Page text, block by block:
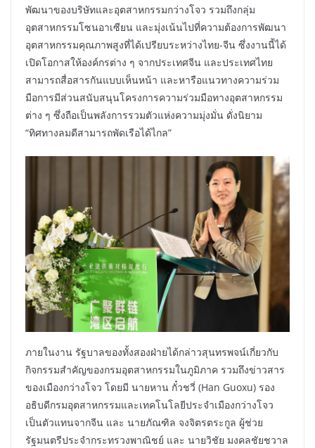
พัฒนาของบริษัทและอุตสาหกรรมกว่างโจว รวมถึงกลุ่ม
อุตสาหกรรมโซนอาเซียน และมุ่งเน้นไปที่ความต้องการพัฒนา
อุตสาหกรรมคุณภาพสูงที่ได้เปรียบระหว่างไทย-จีน ซึ่งงานนี้ได้
เปิดโอกาสให้องค์กรต่าง ๆ จากประเทศจีน และประเทศไทย
สามารถสื่อสารกันแบบเห็นหน้า และหารือแนวทางความร่วม
มือการมีส่วนสนับสนุนโครงการความร่วมมือทางอุตสาหกรรม
ต่าง ๆ ซึ่งถือเป็นพลังการรวมตัวแห่งความมุ่งมั่น ดั่งนิยาม
“ทิศทางลมดีสามารถพัดเรือได้ไกล”
ภายในงาน รัฐบาลของทั้งสองฝ่ายได้กล่าวสุนทรพจน์เกี่ยวกับ
กิจกรรมสำคัญของกรมอุตสาหกรรมในภูมิภาค รวมถึงข่าวสาร
ของเมืองกว่างโจว โดยมี นายหาน กั๋วชวี่ (Han Guoxu) รอง
อธิบดีกรมอุตสาหกรรมและเทคโนโลยีประจำเมืองกว่างโจว
เป็นตัวแทนจากจีน และ นายภัณฑิล จงจิตรตระกูล ผู้ช่วย
รัฐมนตรีประจำกระทรวงพาณิชย์ และ นายวิชัย มงคลชัยชวาล